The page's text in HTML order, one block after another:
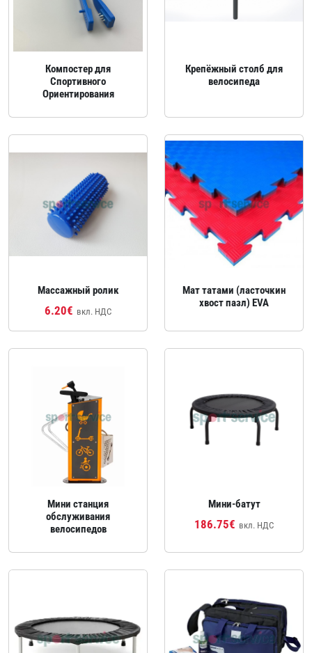
Компостер для
Спортивного
Ориентирования
Крепёжный столб для
велосипеда
Массажный ролик
6.20€ вкл. НДС
Мат татами (ласточкин
хвост пазл) EVA
Мини станция
обслуживания
велосипедов
Мини‑батут
186.75€ вкл. НДС